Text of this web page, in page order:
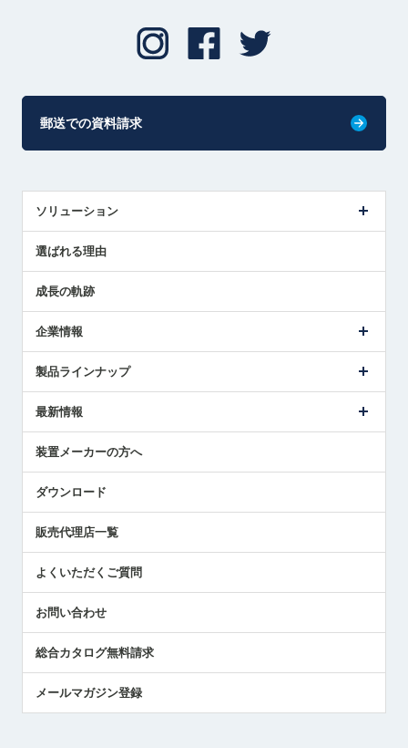
郵送での資料請求
ソリューション
解決策提案
選ばれる理由
成長の軌跡
企業情報
ごあいさつ
受賞履歴
採用情報
国/地域/言語
製品ラインナップ
ツールセッタ製品
エアマイクロセンサ製品
最新情報
メトロールの技術
社員ブログ
中小企業のBCP地震対策
センサのテクニカルガイド
社長ブログ
装置メーカーの方へ
ダウンロード
販売代理店一覧
よくいただくご質問
お問い合わせ
総合カタログ無料請求
メールマガジン登録